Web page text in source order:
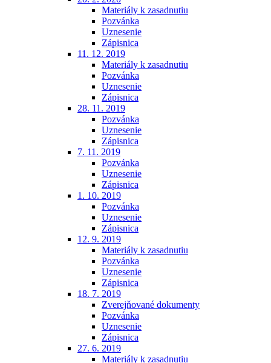
Materiály k zasadnutiu
Pozvánka
Uznesenie
Zápisnica
11. 12. 2019
Materiály k zasadnutiu
Pozvánka
Uznesenie
Zápisnica
28. 11. 2019
Pozvánka
Uznesenie
Zápisnica
7. 11. 2019
Pozvánka
Uznesenie
Zápisnica
1. 10. 2019
Pozvánka
Uznesenie
Zápisnica
12. 9. 2019
Materiály k zasadnutiu
Pozvánka
Uznesenie
Zápisnica
18. 7. 2019
Zverejňované dokumenty
Pozvánka
Uznesenie
Zápisnica
27. 6. 2019
Materiály k zasadnutiu